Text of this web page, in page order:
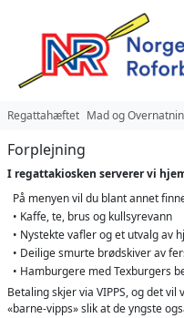
Regattahæftet Mad og
Forplejning
I regattakiosken serverer vi
På menyen vil du blant annet
• Kaffe, te, brus og kullsyrevann
• Nystekte vafler og et utvalg av
• Deilige smurte brødskiver av
• Hamburgere med Texburgers
Betaling skjer via VIPPS, og det
«barne-vipps» slik at de yngste